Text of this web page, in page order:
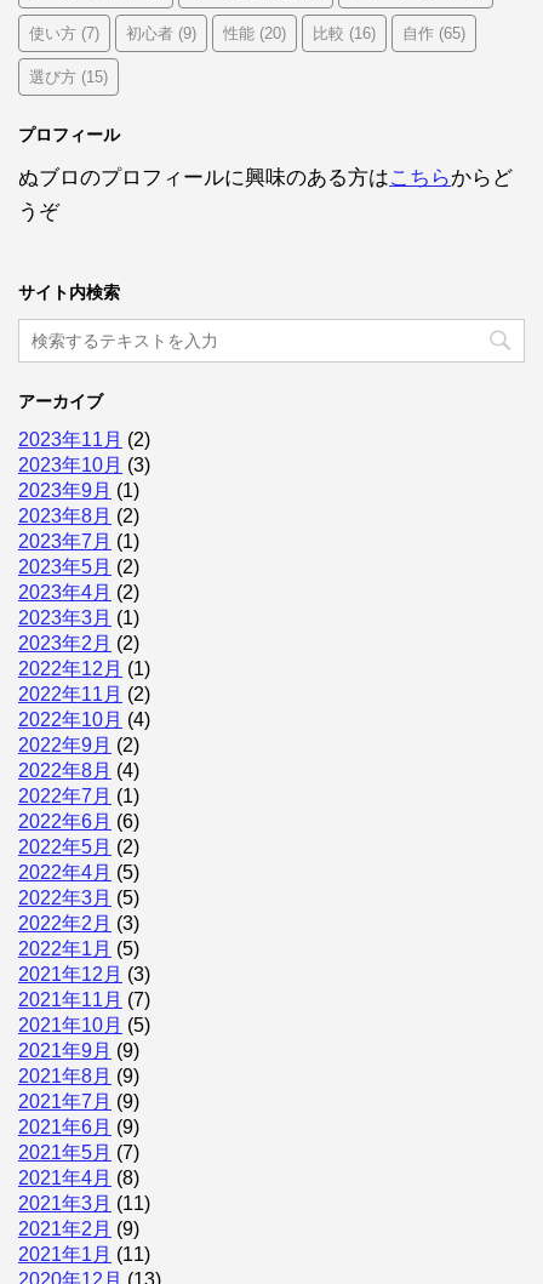
使い方 (7) 初心者 (9) 性能 (20) 比較 (16) 自作 (65)
選び方 (15)
プロフィール
ぬブロのプロフィールに興味のある方はこちらからど
うぞ
サイト内検索
アーカイブ
2023年11月 (2)
2023年10月 (3)
2023年9月 (1)
2023年8月 (2)
2023年7月 (1)
2023年5月 (2)
2023年4月 (2)
2023年3月 (1)
2023年2月 (2)
2022年12月 (1)
2022年11月 (2)
2022年10月 (4)
2022年9月 (2)
2022年8月 (4)
2022年7月 (1)
2022年6月 (6)
2022年5月 (2)
2022年4月 (5)
2022年3月 (5)
2022年2月 (3)
2022年1月 (5)
2021年12月 (3)
2021年11月 (7)
2021年10月 (5)
2021年9月 (9)
2021年8月 (9)
2021年7月 (9)
2021年6月 (9)
2021年5月 (7)
2021年4月 (8)
2021年3月 (11)
2021年2月 (9)
2021年1月 (11)
2020年12月 (13)